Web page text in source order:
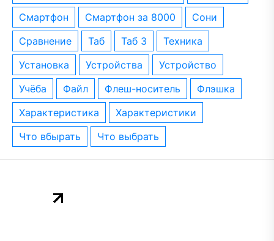
смартфон
смартфон за 8000
сони
сравнение
таб таб 3
техника
установка
устройства
устройство
учёба
файл флеш-носитель
флэшка
характеристика
характеристики
что вбырать
что выбрать